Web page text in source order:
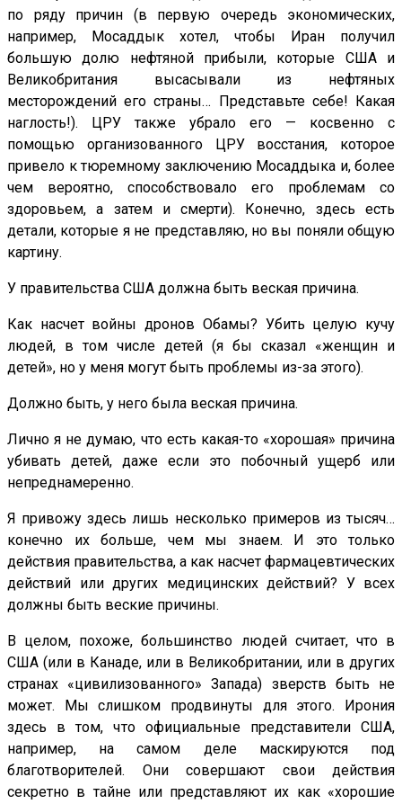
по ряду причин (в первую очередь экономических,
например, Мосаддык хотел, чтобы Иран получил
большую долю нефтяной прибыли, которые США и
Великобритания высасывали из нефтяных
месторождений его страны… Представьте себе! Какая
наглость!). ЦРУ также убрало его — косвенно с
помощью организованного ЦРУ восстания, которое
привело к тюремному заключению Мосаддыка и, более
чем вероятно, способствовало его проблемам со
здоровьем, а затем и смерти). Конечно, здесь есть
детали, которые я не представляю, но вы поняли общую
картину.
У правительства США должна быть веская причина.
Как насчет войны дронов Обамы? Убить целую кучу
людей, в том числе детей (я бы сказал «женщин и
детей», но у меня могут быть проблемы из-за этого).
Должно быть, у него была веская причина.
Лично я не думаю, что есть какая-то «хорошая» причина
убивать детей, даже если это побочный ущерб или
непреднамеренно.
Я привожу здесь лишь несколько примеров из тысяч…
конечно их больше, чем мы знаем. И это только
действия правительства, а как насчет фармацевтических
действий или других медицинских действий? У всех
должны быть веские причины.
В целом, похоже, большинство людей считает, что в
США (или в Канаде, или в Великобритании, или в других
странах «цивилизованного» Запада) зверств быть не
может. Мы слишком продвинуты для этого. Ирония
здесь в том, что официальные представители США,
например, на самом деле маскируются под
благотворителей. Они совершают свои действия
секретно в тайне или представляют их как «хорошие